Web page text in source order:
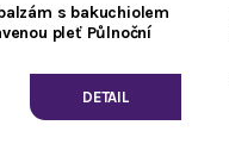
s bakuchiolem
pleť Půlnoční
DETAIL